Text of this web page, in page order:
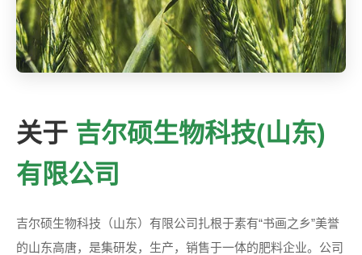
关于 吉尔硕生物科技(山东)
有限公司
吉尔硕生物科技（山东）有限公司扎根于素有“书画之乡”美誉
的山东高唐，是集研发，生产，销售于一体的肥料企业。公司